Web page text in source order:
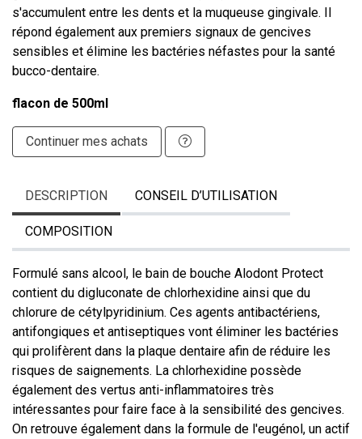
s'accumulent entre les dents et la muqueuse gingivale. Il
répond également aux premiers signaux de gencives
sensibles et élimine les bactéries néfastes pour la santé
bucco-dentaire.
flacon de 500ml
Continuer mes achats
DESCRIPTION CONSEIL D’UTILISATION
COMPOSITION
Formulé sans alcool, le bain de bouche Alodont Protect
contient du digluconate de chlorhexidine ainsi que du
chlorure de cétylpyridinium. Ces agents antibactériens,
antifongiques et antiseptiques vont éliminer les bactéries
qui prolifèrent dans la plaque dentaire afin de réduire les
risques de saignements. La chlorhexidine possède
également des vertus anti-inflammatoires très
intéressantes pour faire face à la sensibilité des gencives.
On retrouve également dans la formule de l'eugénol, un actif